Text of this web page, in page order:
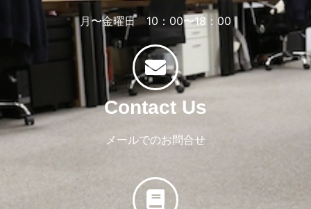
月〜金曜日 10：00〜18：00
Contact Us
メールでのお問合せ